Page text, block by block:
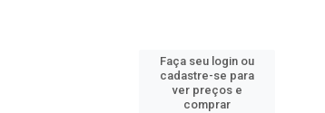
Faça seu login ou
cadastre-se para
ver preços e
comprar